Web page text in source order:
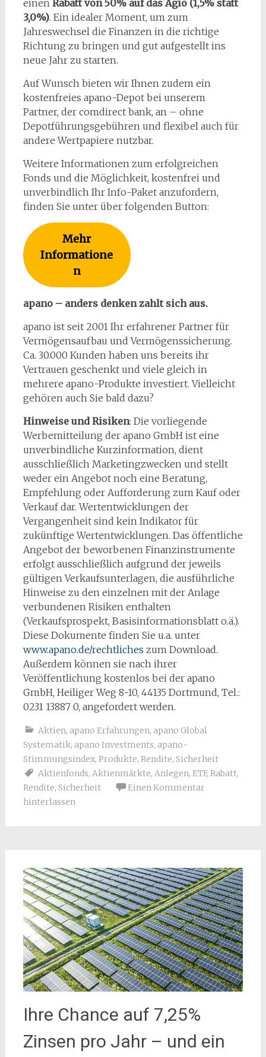
einen Rabatt von 50% auf das Agio (1,5% statt
3,0%). Ein idealer Moment, um zum
Jahreswechsel die Finanzen in die richtige
Richtung zu bringen und gut aufgestellt ins
neue Jahr zu starten.
Auf Wunsch bieten wir Ihnen zudem ein
kostenfreies apano-Depot bei unserem
Partner, der comdirect bank, an – ohne
Depotführungsgebühren und flexibel auch für
andere Wertpapiere nutzbar.
Weitere Informationen zum erfolgreichen
Fonds und die Möglichkeit, kostenfrei und
unverbindlich Ihr Info-Paket anzufordern,
finden Sie unter über folgenden Button:
Mehr
Informatione
n
apano – anders denken zahlt sich aus.
apano ist seit 2001 Ihr erfahrener Partner für
Vermögensaufbau und Vermögenssicherung.
Ca. 30.000 Kunden haben uns bereits ihr
Vertrauen geschenkt und viele gleich in
mehrere apano-Produkte investiert. Vielleicht
gehören auch Sie bald dazu?
Hinweise und Risiken: Die vorliegende
Werbemitteilung der apano GmbH ist eine
unverbindliche Kurzinformation, dient
ausschließlich Marketingzwecken und stellt
weder ein Angebot noch eine Beratung,
Empfehlung oder Aufforderung zum Kauf oder
Verkauf dar. Wertentwicklungen der
Vergangenheit sind kein Indikator für
zukünftige Wertentwicklungen. Das öffentliche
Angebot der beworbenen Finanzinstrumente
erfolgt ausschließlich aufgrund der jeweils
gültigen Verkaufsunterlagen, die ausführliche
Hinweise zu den einzelnen mit der Anlage
verbundenen Risiken enthalten
(Verkaufsprospekt, Basisinformationsblatt o.ä.).
Diese Dokumente finden Sie u.a. unter
www.apano.de/rechtliches zum Download.
Außerdem können sie nach ihrer
Veröffentlichung kostenlos bei der apano
GmbH, Heiliger Weg 8-10, 44135 Dortmund, Tel.:
0231 13887 0, angefordert werden.
Aktien, apano Erfahrungen, apano Global
Systematik, apano Investments, apano-
Stimmungsindex, Produkte, Rendite, Sicherheit
Aktienfonds, Aktienmärkte, Anlegen, ETF, Rabatt,
Rendite, Sicherheit
Einen Kommentar
hinterlassen
Ihre Chance auf 7,25%
Zinsen pro Jahr – und ein